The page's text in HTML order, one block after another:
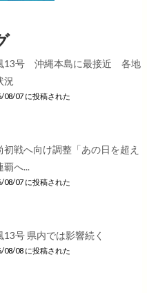
13号 沖縄本島に最接近 各地
況
08/07 に投稿された
初戦へ向け調整「あの日を超え
覇へ...
08/07 に投稿された
13号 県内では影響続く
08/08 に投稿された